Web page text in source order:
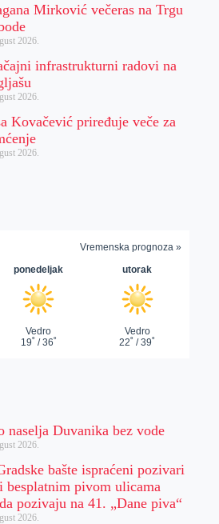
Mirković večeras na Trgu
2026.
infrastrukturni radovi na
2026.
Kovačević priređuje veče za
2026.
naselja Duvanika bez vode
2026.
bašte ispraćeni pozivari
besplatnim pivom ulicama
pozivaju na 41. „Dane piva“
2026.